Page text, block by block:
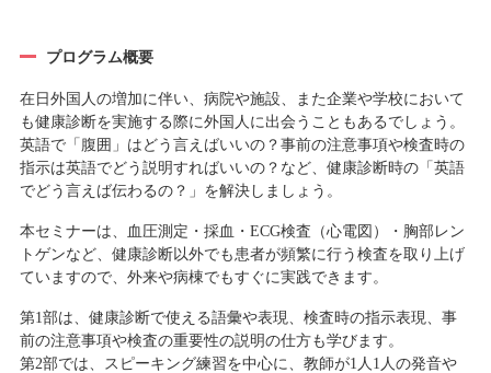
プログラム概要
在日外国人の増加に伴い、病院や施設、また企業や学校において
も健康診断を実施する際に外国人に出会うこともあるでしょう。
英語で「腹囲」はどう言えばいいの？事前の注意事項や検査時の
指示は英語でどう説明すればいいの？など、健康診断時の「英語
でどう言えば伝わるの？」を解決しましょう。
本セミナーは、血圧測定・採血・ECG検査（心電図）・胸部レン
トゲンなど、健康診断以外でも患者が頻繁に行う検査を取り上げ
ていますので、外来や病棟でもすぐに実践できます。
第1部は、健康診断で使える語彙や表現、検査時の指示表現、事
前の注意事項や検査の重要性の説明の仕方も学びます。
第2部では、スピーキング練習を中心に、教師が1人1人の発音や